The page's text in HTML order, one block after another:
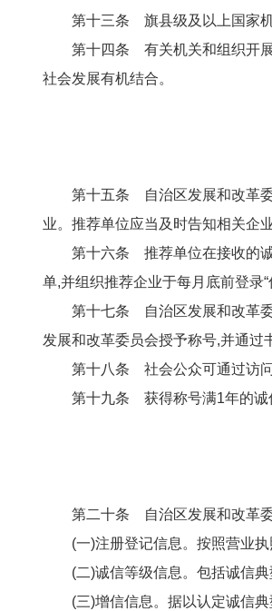
第十三条 旗县级及以上国家机
第十四条 有关机关和组织开
社会发展有机结合。
第十五条 自治区发展和改革
业。推荐单位应当及时告知相关企
第十六条 推荐单位在接收的
单,并组织推荐企业于每月底前登录
第十七条 自治区发展和改革委
发展和改革委员会授予称号,并通过
第十八条 社会公众可通过访问
第十九条 获得称号满1年的诚
第二十条 自治区发展和改革
(一)注册登记信息。按照营业
(二)诚信等级信息。包括诚信
(三)增信信息。据以认定诚信